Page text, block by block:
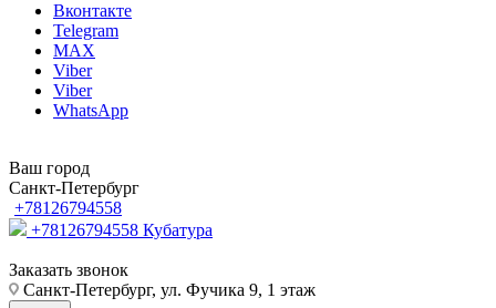
Вконтакте
Telegram
MAX
Viber
Viber
WhatsApp
Ваш город
Санкт-Петербург
+78126794558
+78126794558 Кубатура
Заказать звонок
Санкт-Петербург, ул. Фучика 9, 1 этаж